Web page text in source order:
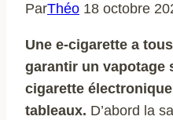
ParThéo 18 octobre
Une e-cigarette a
garantir un vapotage
cigarette
tableaux. D’abord la